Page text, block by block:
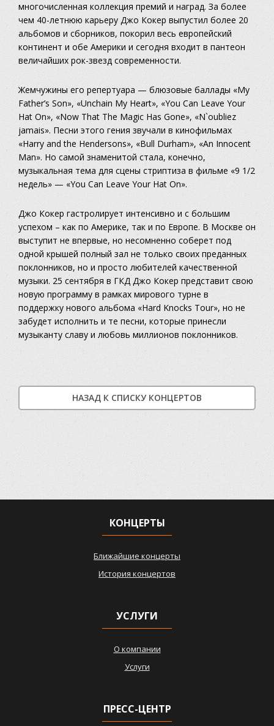
многочисленная коллекция премий и наград. За более
чем 40-летнюю карьеру Джо Кокер выпустил более 20
альбомов и сборников, покорил весь европейский
континент и обе Америки и сегодня входит в пантеон
величайших рок-звезд современности.
Жемчужины его репертуара — блюзовые баллады «My
Father’s Son», «Unchain My Heart», «You Can Leave Your
Hat On», «Now That The Magic Has Gone», «N`oubliez
jamais». Песни этого гения звучали в кинофильмах
«Harry and the Hendersons», «Bull Durham», «An Innocent
Man». Но самой знаменитой стала, конечно,
музыкальная тема для сцены стриптиза в фильме «9 1/2
недель» — «You Can Leave Your Hat On».
Джо Кокер гастролирует интенсивно и с большим
успехом – как по Америке, так и по Европе. В Москве он
выступит не впервые, но несомненно соберет под
одной крышей полный зал не только своих преданных
поклонников, но и просто любителей качественной
музыки. 25 сентября в ГКД Джо Кокер представит свою
новую программу в рамках мирового турне в
поддержку нового альбома «Hard Knocks Tour», но не
забудет исполнить и те песни, которые принесли
музыканту славу и любовь миллионов поклонников.
НАЗАД К СПИСКУ КОНЦЕРТОВ
КОНЦЕРТЫ
Ближайшие концерты
История концертов
УСЛУГИ
О компании
Услуги
ПРЕСС-ЦЕНТР